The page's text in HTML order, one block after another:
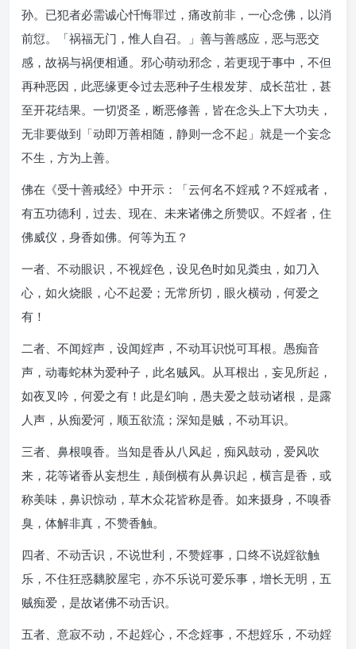
孙。已犯者必需诚心忏悔罪过，痛改前非，一心念佛，以消
前愆。「祸福无门，惟人自召。」善与善感应，恶与恶交
感，故祸与祸便相通。邪心萌动邪念，若更现于事中，不但
再种恶因，此恶缘更令过去恶种子生根发芽、成长茁壮，甚
至开花结果。一切贤圣，断恶修善，皆在念头上下大功夫，
无非要做到「动即万善相随，静则一念不起」就是一个妄念
不生，方为上善。
佛在《受十善戒经》中开示：「云何名不婬戒？不婬戒者，
有五功德利，过去、现在、未来诸佛之所赞叹。不婬者，住
佛威仪，身香如佛。何等为五？
一者、不动眼识，不视婬色，设见色时如见粪虫，如刀入
心，如火烧眼，心不起爱；无常所切，眼火横动，何爱之
有！
二者、不闻婬声，设闻婬声，不动耳识悦可耳根。愚痴音
声，动毒蛇林为爱种子，此名贼风。从耳根出，妄见所起，
如夜叉吟，何爱之有！此是幻响，愚夫爱之鼓动诸根，是露
人声，从痴爱河，顺五欲流；深知是贼，不动耳识。
三者、鼻根嗅香。当知是香从八风起，痴风鼓动，爱风吹
来，花等诸香从妄想生，颠倒横有从鼻识起，横言是香，或
称美味，鼻识惊动，草木众花皆称是香。如来摄身，不嗅香
臭，体解非真，不赞香触。
四者、不动舌识，不说世利，不赞婬事，口终不说婬欲触
乐，不住狂惑黐胶屋宅，亦不乐说可爱乐事，增长无明，五
贼痴爱，是故诸佛不动舌识。
五者、意寂不动，不起婬心，不念婬事，不想婬乐，不动婬